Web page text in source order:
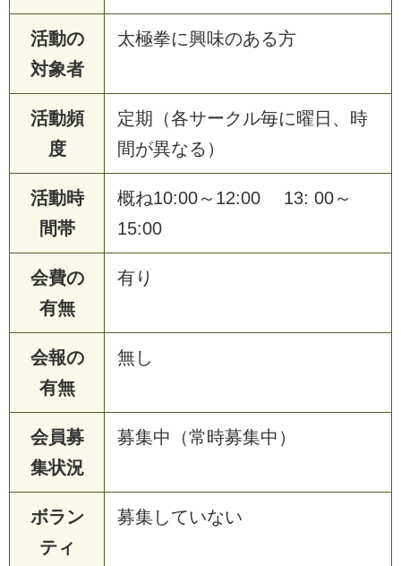
活動の
対象者
太極拳に興味のある方
活動頻
度
定期（各サークル毎に曜日、時
間が異なる）
活動時
間帯
概ね10:00～12:00 13: 00～
15:00
会費の
有無
有り
会報の
有無
無し
会員募
集状況
募集中（常時募集中）
ボラン
ティ
募集していない